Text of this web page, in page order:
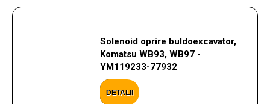
Solenoid oprire buldoexcavator,
Komatsu WB93, WB97 -
YM119233-77932
DETALII